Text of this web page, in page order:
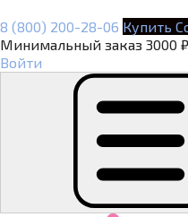
8 (800) 200-28-06 Купить
Минимальный заказ 3000 ₽
Войти